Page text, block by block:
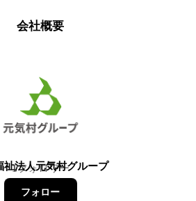
会社概要
祉法人元気村グループ
1フォロワー
フォロー